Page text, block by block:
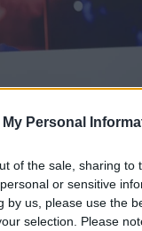
Personal
of the sale, sharing to
or sensitive
by us, please use the
selection. Please
ΚΟΝΤΑΡΙΝΗΣ/
το ΕΘΝΟΣ στη